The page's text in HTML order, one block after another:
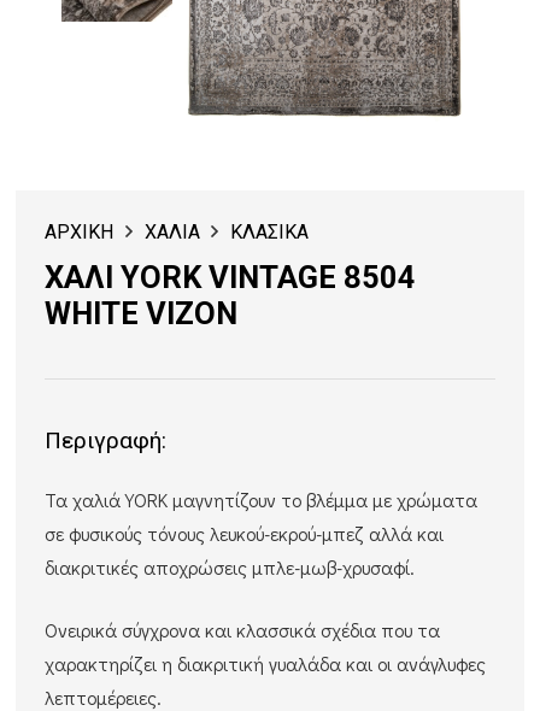
ΑΡΧΙΚΗ ΧΑΛΙΑ ΚΛΑΣΙΚΑ
ΧΑΛΙ YORK VINTAGE 8504
WHITE VIZON
Περιγραφή:
Τα χαλιά YORK μαγνητίζουν το βλέμμα με χρώματα
σε φυσικούς τόνους λευκού-εκρού-μπεζ αλλά και
διακριτικές αποχρώσεις μπλε-μωβ-χρυσαφί.
Ονειρικά σύγχρονα και κλασσικά σχέδια που τα
χαρακτηρίζει η διακριτική γυαλάδα και οι ανάγλυφες
λεπτομέρειες.